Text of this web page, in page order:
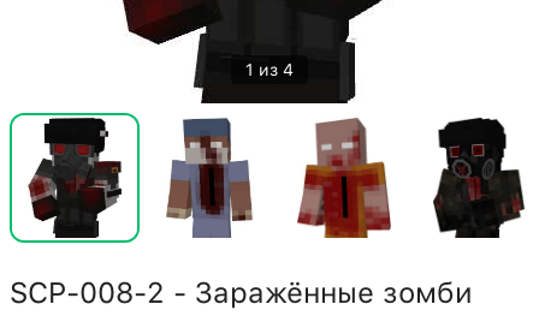
1 из 4
SCP-008-2 - Заражённые зомби